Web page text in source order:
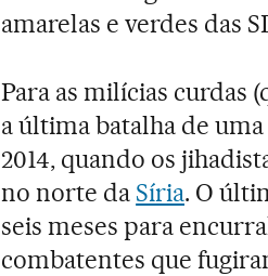
amarelas e verdes das
Para as milícias curdas
a última batalha de
2014, quando os
no norte da Síria. O
seis meses para
combatentes que